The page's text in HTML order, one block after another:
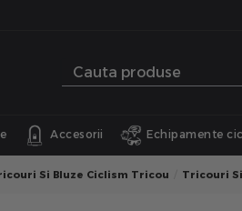
Accesorii Echipamente
Si Bluze Ciclism Tricou Tricouri